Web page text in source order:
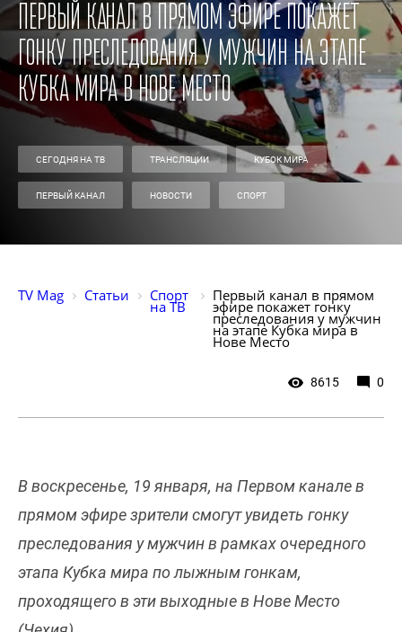
Первый канал в прямом эфире покажет
гонку преследования у мужчин на этапе
Кубка мира в Нове Место
СЕГОДНЯ НА ТВ ТРАНСЛЯЦИИ КУБОК МИРА
ПЕРВЫЙ КАНАЛ НОВОСТИ СПОРТ
TV Mag Статьи Спорт
на ТВ
Первый канал в прямом
эфире покажет гонку
преследования у мужчин
на этапе Кубка мира в
Нове Место
8615 0
В воскресенье, 19 января, на Первом канале в
прямом эфире зрители смогут увидеть гонку
преследования у мужчин в рамках очередного
этапа Кубка мира по лыжным гонкам,
проходящего в эти выходные в Нове Место